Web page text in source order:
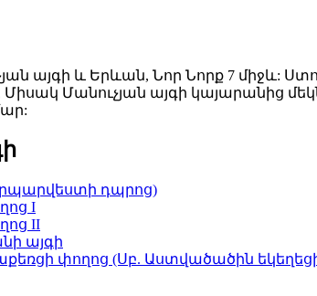
և Երևան, Նոր Նորք 7 միջև:
Միսակ Մանուչյան այգի կայարանից
դպրոց)
I
II
այգի
փողոց (Սբ. Աստվածածին